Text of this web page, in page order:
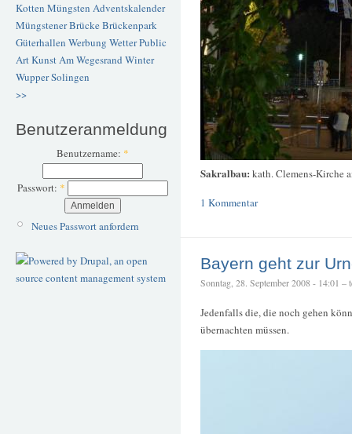
Kotten Müngsten Adventskalender
Müngstener BrückeBrückenpark
Güterhallen Werbung WetterPublic
ArtKunstAm Wegesrand Winter
WupperSolingen
>>
Benutzeranmeldung
Benutzername: *
Passwort: *
Neues Passwort anfordern
Sakralbau: kath. Clemens-Kirche
1 Kommentar
Bayern geht zur
Sonntag, 28. September 2008 - 14:01 –
Jedenfalls die, die noch gehen
übernachten müssen.